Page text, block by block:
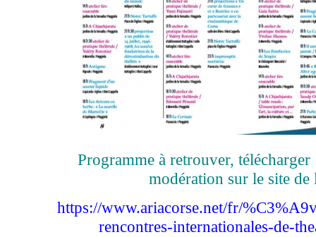
Programme à retrouver,
modération sur le site
https://www.ariacorse.net/fr/
rencontres-internationales-de-